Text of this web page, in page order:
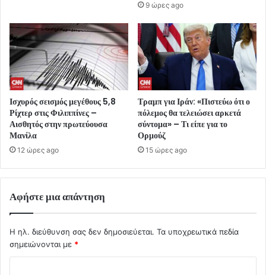
9 ώρες ago
Ισχυρός σεισμός μεγέθους 5,8
Ρίχτερ στις Φιλιππίνες –
Αισθητός στην πρωτεύουσα
Μανίλα
12 ώρες ago
Τραμπ για Ιράν: «Πιστεύω ότι ο
πόλεμος θα τελειώσει αρκετά
σύντομα» – Τι είπε για το
Ορμούζ
15 ώρες ago
Αφήστε μια απάντηση
Η ηλ. διεύθυνση σας δεν δημοσιεύεται. Τα υποχρεωτικά πεδία
σημειώνονται με *